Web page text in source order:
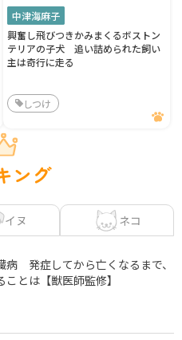
中津海麻子
興奮し飛びつきかみまくるボストン
テリアの子犬 追い詰められた飼い
主は奇行に走る
しつけ
ング
イヌ ネコ
病 発症してから亡くなるまで、
とは【獣医師監修】